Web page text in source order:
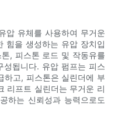
압 유체를 사용하여 무거운
힘을 생성하는 유압 장치입
, 피스톤 로드 및 작동유를
됩니다. 유압 펌프는 피스
하고, 피스톤은 실린더에 부
리프트 실린더는 무거운 리
하는 신뢰성과 능력으로도